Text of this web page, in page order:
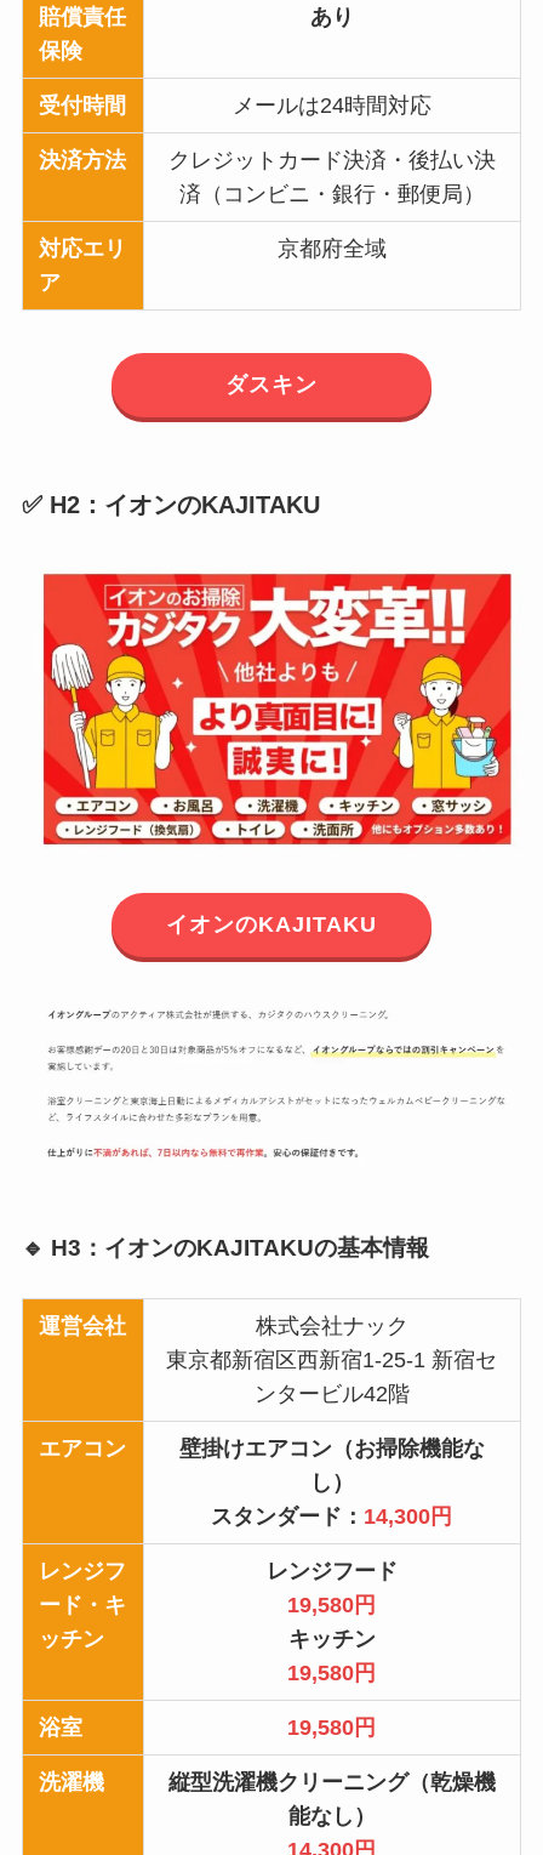
賠償責任
保険
あり
受付時間 メールは24時間対応
決済方法
クレジットカード決済・後払い決
済（コンビニ・銀行・郵便局）
対応エリ
ア
京都府全域
ダスキン
✅ H2：イオンのKAJITAKU
イオンのKAJITAKU
🔹 H3：イオンのKAJITAKUの基本情報
運営会社
株式会社ナック
東京都新宿区西新宿1-25-1 新宿セ
ンタービル42階
エアコン
壁掛けエアコン（お掃除機能な
し）
スタンダード： 14,300円
レンジフ
ード・キ
ッチン
レンジフード
19,580円
キッチン
19,580円
浴室 19,580円
洗濯機
縦型洗濯機クリーニング（乾燥機
能なし）